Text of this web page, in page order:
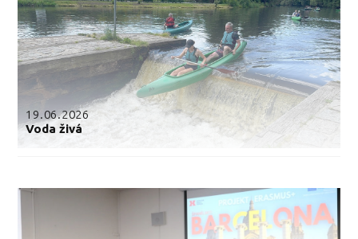
19.06.2026
Voda živá